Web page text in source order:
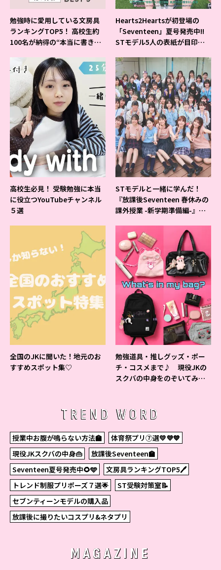
勉強時に愛用している文房具
ランキングTOP5！ 高校生約
100名が納得の“本当に書きや
Hearts2Heartsが初登場の
「Seventeen」夏号発売中!!
STモデル5人の表紙が目印だ
高校生必見！ 受験勉強に本当
に役立つYouTubeチャンネル
５選
STモデルと一緒に学んだ！
『放課後Seventeen 春休みの
課外授業 -新学期準備編-』イ
全国のJKに聞いた！地元のお
すすめスポット集♡
勉強道具・推しグッズ・ポー
チ・コスメまで♪ 現役JKの
スクバの中身をのぞいてみ
TREND WORD
授業中お腹が鳴らない方法🏫
体育祭プリ⑦選💛💜💙
現役JKスクバの中身👜
放課後Seventeen🏫
Seventeen夏号発売中🌻🩵
文房具ランキングTOP5🖊
トレンド制服プリポーズ７選🌟
ST受験対策室📝
セブンティーンモデルの購入品
放課後に撮りたいコスプリ&ネタプリ
MAGAZINE